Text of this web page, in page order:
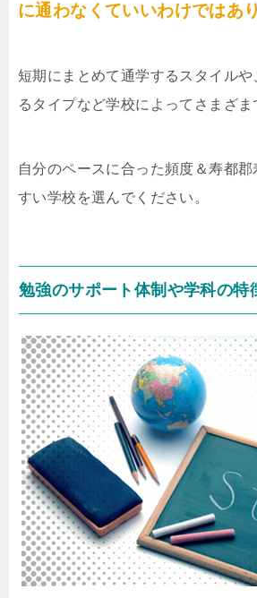
に通わなくていいわけではあ
短期にまとめて通学するスタイルや
るタイプなど学校によってさまざま
自分のペースに合った頻度＆寿都
すい学校を選んでください。
勉強のサポート体制や学科の特